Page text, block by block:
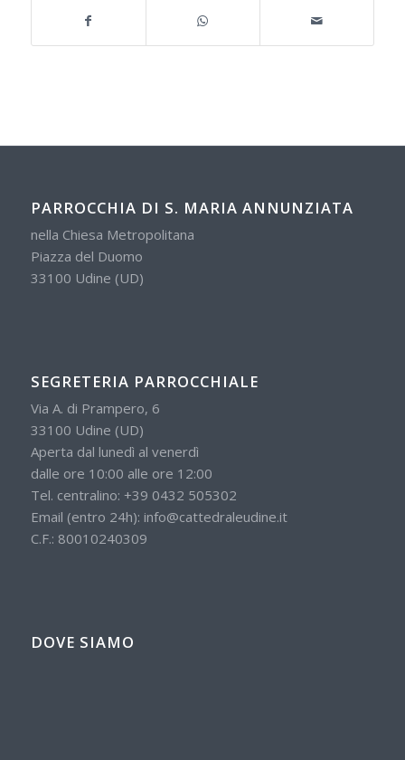
PARROCCHIA DI S. MARIA ANNUNZIATA
nella Chiesa Metropolitana
Piazza del Duomo
33100 Udine (UD)
SEGRETERIA PARROCCHIALE
Via A. di Prampero, 6
33100 Udine (UD)
Aperta dal lunedì al venerdì
dalle ore 10:00 alle ore 12:00
Tel. centralino: +39 0432 505302
Email (entro 24h): info@cattedraleudine.it
C.F.: 80010240309
DOVE SIAMO